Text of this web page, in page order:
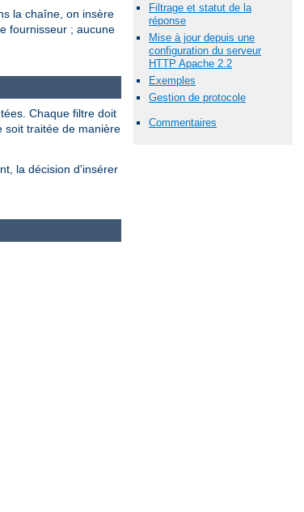
la chaîne, on insère
fournisseur ; aucune
Filtrage et statut de la
réponse
Mise à jour depuis une
configuration du serveur
HTTP Apache 2.2
Exemples
Gestion de protocole
Commentaires
Chaque filtre doit
soit traitée de manière
la décision d'insérer